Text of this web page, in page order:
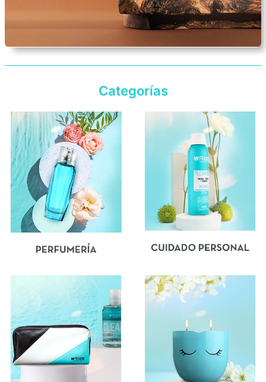
Categorías